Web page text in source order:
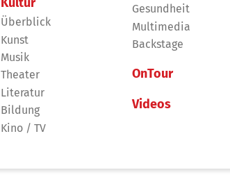
Kultur
Überblick
Kunst
Musik
Theater
Literatur
Bildung
Kino / TV
Gesundheit
Multimedia
Backstage
OnTour
Videos